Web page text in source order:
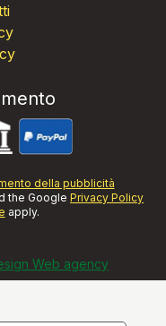
della pubblicità
the Google Privacy Policy
apply.
Web agency